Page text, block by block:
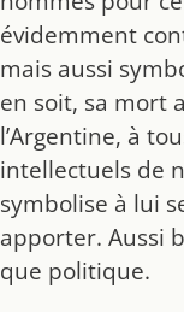
évidemment
mais aussi
en soit, sa mort
l’Argentine, à
intellectuels de
symbolise à lui
apporter. Aussi
que politique.